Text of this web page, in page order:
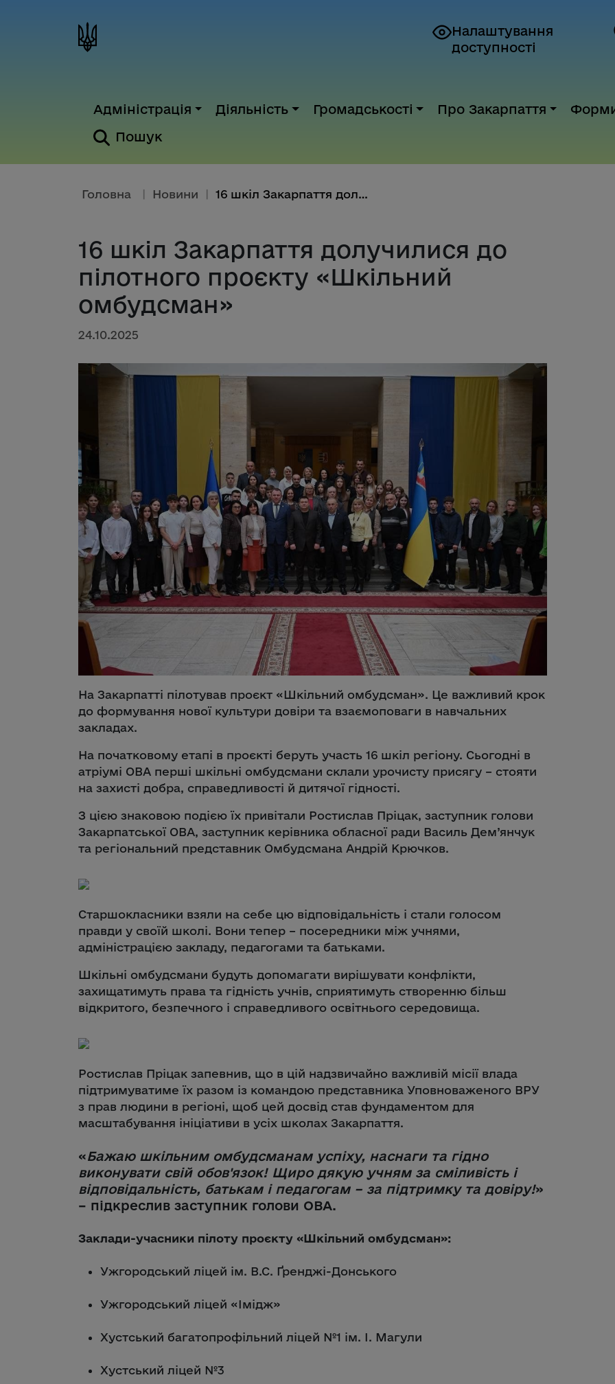
Налаштування
доступності
Адміністрація Діяльність Громадськості Про Закарпаття
Пошук
Головна Новини 16 шкіл Закарпаття долучилися ...
16 шкіл Закарпаття долучилися до
пілотного проєкту «Шкільний
омбудсман»
24.10.2025
На Закарпатті пілотував проєкт «Шкільний омбудсман». Це важливий крок
до формування нової культури довіри та взаємоповаги в навчальних
закладах.
На початковому етапі в проєкті беруть участь 16 шкіл регіону. Сьогодні в
атріумі ОВА перші шкільні омбудсмани склали урочисту присягу – стояти
на захисті добра, справедливості й дитячої гідності.
З цією знаковою подією їх привітали Ростислав Пріцак, заступник голови
Закарпатської ОВА, заступник керівника обласної ради Василь Дем’янчук
та регіональний представник Омбудсмана Андрій Крючков.
Старшокласники взяли на себе цю відповідальність і стали голосом
правди у своїй школі. Вони тепер – посередники між учнями,
адміністрацією закладу, педагогами та батьками.
Шкільні омбудсмани будуть допомагати вирішувати конфлікти,
захищатимуть права та гідність учнів, сприятимуть створенню більш
відкритого, безпечного і справедливого освітнього середовища.
Ростислав Пріцак запевнив, що в цій надзвичайно важливій місії влада
підтримуватиме їх разом із командою представника Уповноваженого ВРУ
з прав людини в регіоні, щоб цей досвід став фундаментом для
масштабування ініціативи в усіх школах Закарпаття.
«Бажаю шкільним омбудсманам успіху, наснаги та гідно
виконувати свій обов'язок! Щиро дякую учням за сміливість і
відповідальність, батькам і педагогам – за підтримку та довіру!»
– підкреслив заступник голови ОВА.
Заклади-учасники пілоту проєкту «Шкільний омбудсман»:
Ужгородський ліцей ім. В.С. Ґренджі-Донського
Ужгородський ліцей «Імідж»
Хустський багатопрофільний ліцей №1 ім. І. Магули
Хустський ліцей №3